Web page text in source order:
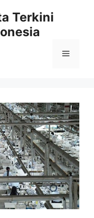
Terkini
Menu